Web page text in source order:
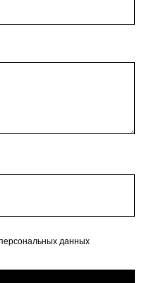
данных